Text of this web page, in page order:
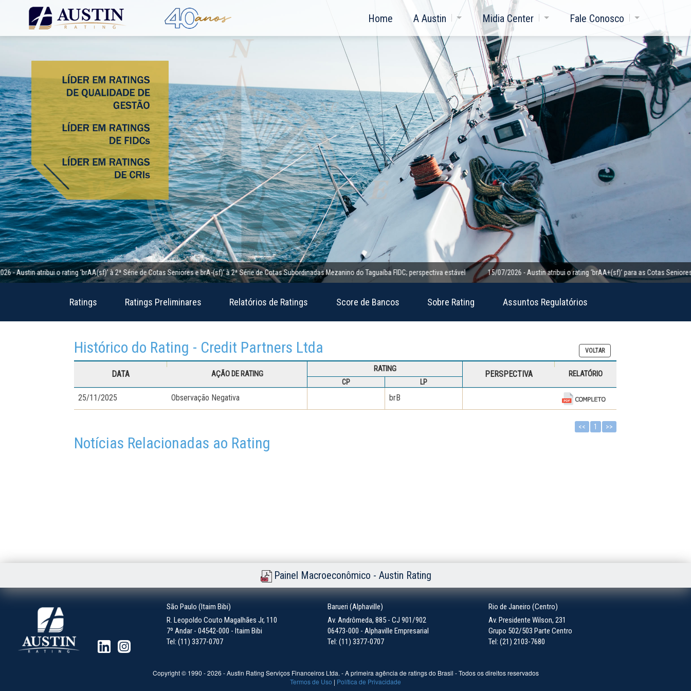
Home A Austin Midia Center Fale Conosco
atribui o rating ‘brAA(sf)’ à 2ª Série de Cotas Seniores e brA-(sf)’ à 2ª Série de Cotas Subordinadas Mezanino do Taguaíba FIDC; perspectiva estável 15/07/2026 - Austin atribui o rating ‘brAA+(sf)’ para as Cotas Seniores da
Ratings Ratings Preliminares Relatórios de Ratings Score de Bancos Sobre Rating Assuntos Regulatórios
Histórico do Rating - Credit Partners Ltda VOLTAR
DATA AÇÃO DE RATING
RATING
PERSPECTIVA RELATÓRIO
CP LP
25/11/2025 Observação Negativa brB
<< 1 >>
Notícias Relacionadas ao Rating
Painel Macroeconômico - Austin Rating
São Paulo (Itaim Bibi)
R. Leopoldo Couto Magalhães Jr, 110
7º Andar - 04542-000 - Itaim Bibi
Tel: (11) 3377-0707
Barueri (Alphaville)
Av. Andrômeda, 885 - CJ 901/902
06473-000 - Alphaville Empresarial
Tel: (11) 3377-0707
Rio de Janeiro (Centro)
Av. Presidente Wilson, 231
Grupo 502/503 Parte Centro
Tel: (21) 2103-7680
Copyright © 1990 -2026 - Austin Rating Serviços Financeiros Ltda. - A primeira agência de ratings do Brasil - Todos os direitos reservados
Termos de Uso | Política de Privacidade